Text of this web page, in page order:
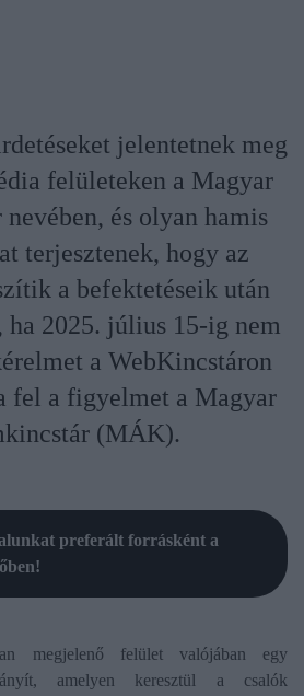
jelentetnek meg
felületeken a Magyar
és olyan hamis
terjesztenek, hogy az
a befektetéseik után
ha 2025. július 15-ig nem
a WebKincstáron
fel a figyelmet a Magyar
(MÁK).
preferált forrásként a
megjelenő felület valójában egy
amelyen keresztül a csalók